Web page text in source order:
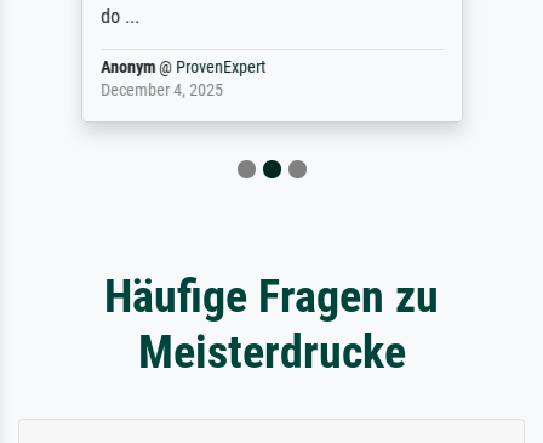
do ...
Anonym@ ProvenExpert
December 4, 2025
Häufige Fragen zu
Meisterdrucke